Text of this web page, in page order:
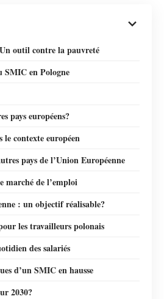
outil contre la pauvreté
en Pologne
pays européens?
le contexte européen
pays de l’Union Européenne
marché de l’emploi
: un objectif réalisable?
les travailleurs polonais
des salariés
d’un SMIC en hausse
2030?